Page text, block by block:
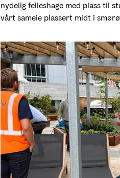
nydelig felleshage med plass til
vårt sameie plassert midt i